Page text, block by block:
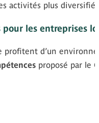
activités plus
les entreprises
profitent d’un
proposé par le